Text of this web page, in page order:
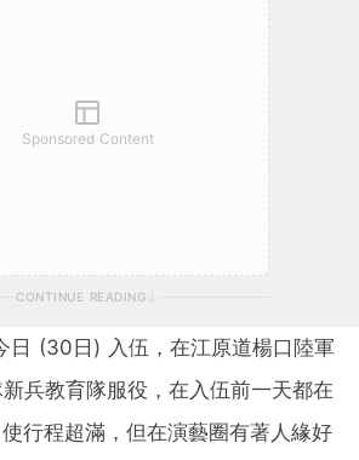
Sponsored Content
CONTINUE READING
日 (30日) 入伍，在江原道楊口陸軍
兵教育隊服役，在入伍前一天都在
行程超滿，但在演藝圈有著人緣好